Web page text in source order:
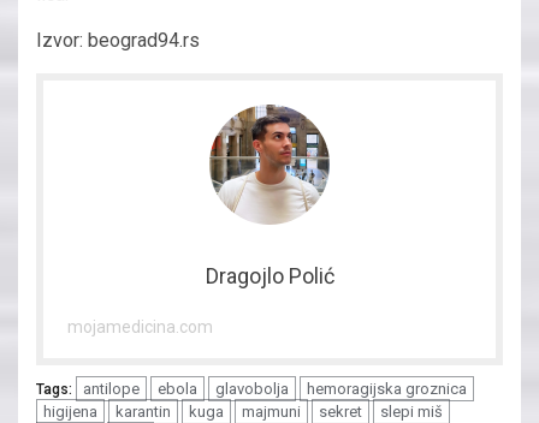
Izvor: beograd94.rs
Dragojlo Polić
mojamedicina.com
Tags: antilope ebola glavobolja
hemoragijska groznica
higijena
karantin kuga majmuni sekret
slepi miš